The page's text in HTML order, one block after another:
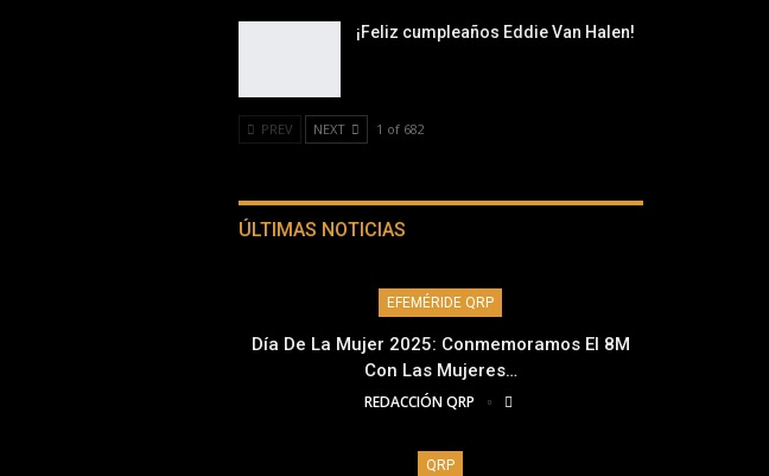
¡Feliz cumpleaños Eddie Van Halen!
PREV NEXT 1 of 682
ÚLTIMAS NOTICIAS
EFEMÉRIDE QRP
Día De La Mujer 2025: Conmemoramos El 8M
Con Las Mujeres…
REDACCIÓN QRP
QRP